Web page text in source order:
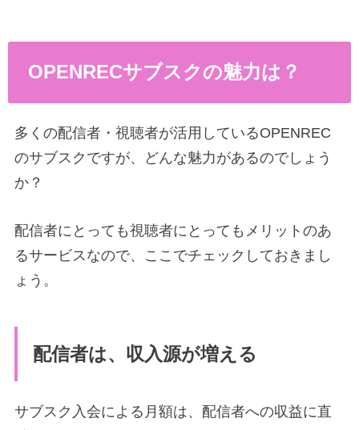
OPENRECサブスクの魅力は？
多くの配信者・視聴者が活用しているOPENREC
のサブスクですが、どんな魅力があるのでしょう
か？
配信者にとっても視聴者にとってもメリットのあ
るサービスなので、ここでチェックしておきまし
ょう。
配信者は、収入源が増える
サブスク入会による月額は、配信者への収益に直